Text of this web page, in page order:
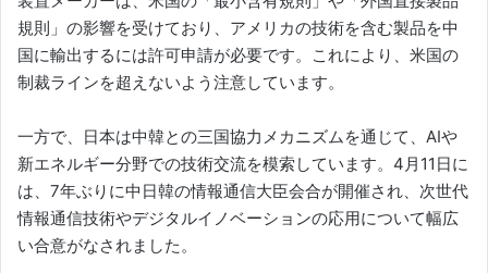
規則」の影響を受けており、アメリカの技術を含む製品を中
国に輸出するには許可申請が必要です。これにより、米国の
制裁ラインを超えないよう注意しています。
一方で、日本は中韓との三国協力メカニズムを通じて、AIや
新エネルギー分野での技術交流を模索しています。4月11日に
は、7年ぶりに中日韓の情報通信大臣会合が開催され、次世代
情報通信技術やデジタルイノベーションの応用について幅広
い合意がなされました。